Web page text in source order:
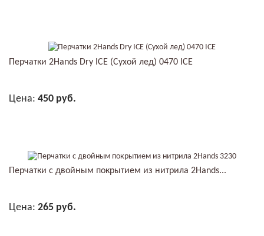
Перчатки 2Hands Dry ICE (Сухой лед) 0470 ICE
Цена: 450 руб.
Перчатки с двойным покрытием из нитрила 2Hands...
Цена: 265 руб.